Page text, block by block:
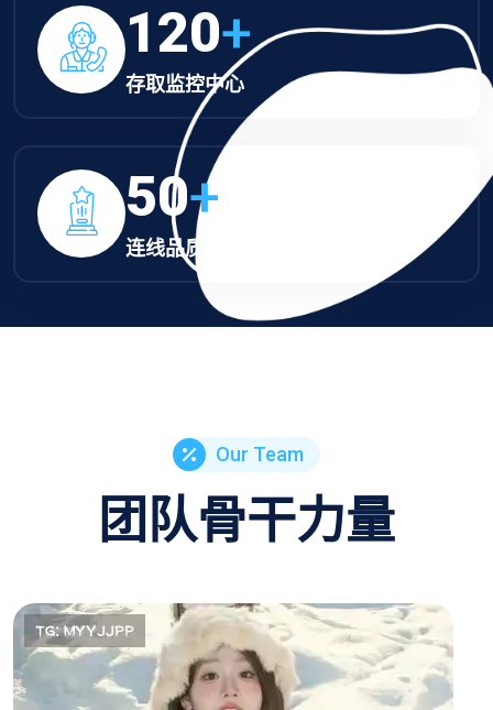
120+
存取监控中心
50+
连线品质监控
Our Team
团队骨干力量